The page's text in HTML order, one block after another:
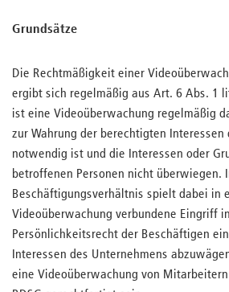
Grundsätze
Die Rechtmäßigkeit einer
ergibt sich regelmäßig aus Art. 6 Abs. 1
ist eine Videoüberwachung regelmäßig
zur Wahrung der berechtigten Interessen
notwendig ist und die Interessen oder
betroffenen Personen nicht überwiegen.
Beschäftigungsverhältnis spielt dabei in
Videoüberwachung verbundene Eingriff
Persönlichkeitsrecht der Beschäftigen
Interessen des Unternehmens
eine Videoüberwachung von Mitarbeitern